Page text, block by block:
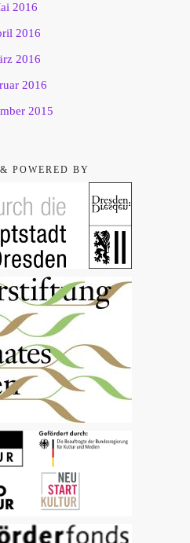
2016
2016
2016
2016
2015
POWERED BY